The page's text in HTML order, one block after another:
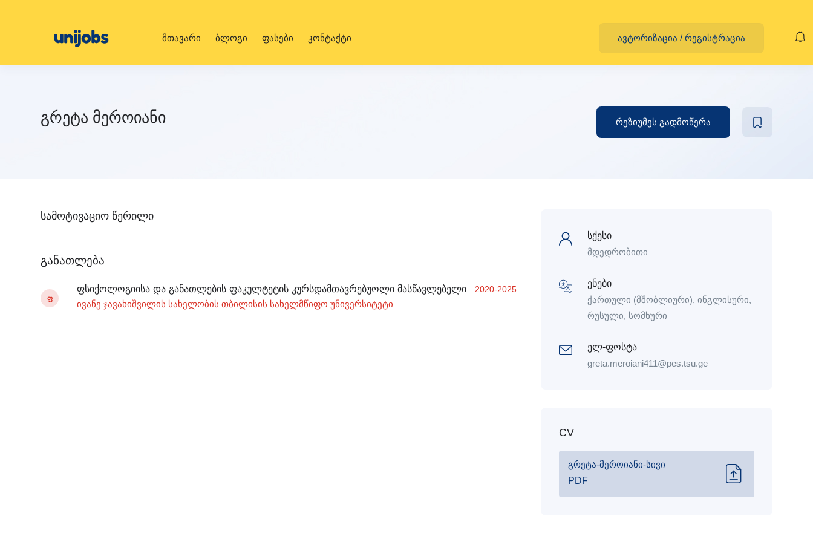
მთავარი ბლოგი ფასები კონტაქტი ავტორიზაცია / რეგისტრაცია
გრეტა მეროიანი რეზიუმეს გადმოწერა
სამოტივაციო წერილი
განათლება
Ფ
ფსიქოლოგიისა და განათლების ფაკულტეტის კურსდამთავრებუოლი მასწავლებელი 2020-2025
ივანე ჯავახიშვილის სახელობის თბილისის სახელმწიფო უნივერსიტეტი
სქესი
მდედრობითი
ენები
ქართული (მშობლიური), ინგლისური,
რუსული, სომხური
ელ-ფოსტა
greta.meroiani411@pes.tsu.ge
CV
გრეტა-მეროიანი-სივი
PDF